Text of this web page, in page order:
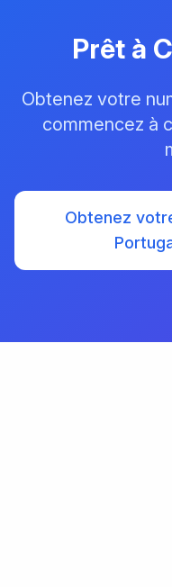
Prêt à
Obtenez votre
commencez à
Obtenez